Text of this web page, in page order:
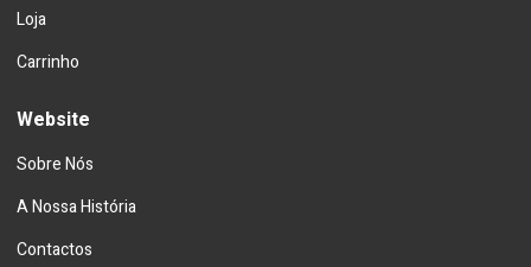
Loja
Carrinho
Website
Sobre Nós
A Nossa História
Contactos